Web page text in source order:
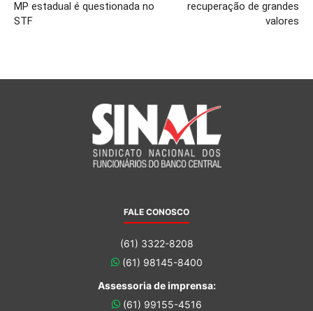
MP estadual é questionada no
STF
recuperação de grandes
valores
FALE CONOSCO
(61) 3322-8208
(61) 98145-8400
Assessoria de imprensa:
(61) 99155-4516